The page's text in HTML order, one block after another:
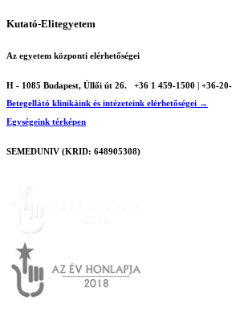
Kutató-Elitegyetem
Az egyetem központi elérhetőségei
H - 1085 Budapest, Üllői út 26.
+36 1 459-1500 | +36-
Betegellátó klinikáink és intézeteink elérhetőségei →
Egységeink térképen
SEMEDUNIV (KRID: 648905308)